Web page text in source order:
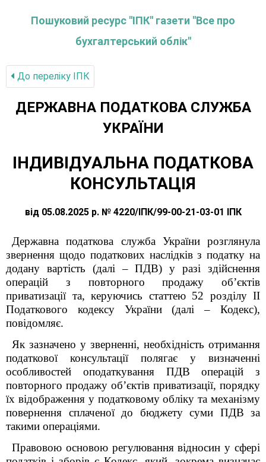
Пошуковий ресурс "ІПК" газети "Все про
бухгалтерський облік"
До переліку IПК
ДЕРЖАВНА ПОДАТКОВА СЛУЖБА
УКРАЇНИ
ІНДИВІДУАЛЬНА ПОДАТКОВА
КОНСУЛЬТАЦІЯ
від 05.08.2025 р. № 4220/ІПК/99-00-21-03-01 ІПК
Державна податкова служба України розглянула
звернення щодо податкових наслідків з податку на
додану вартість (далі – ПДВ) у разі здійснення
операцій з повторного продажу об’єктів
приватизації та, керуючись статтею 52 розділу ІІ
Податкового кодексу України (далі – Кодекс),
повідомляє.
Як зазначено у зверненні, необхідність отримання
податкової консультації полягає у визначенні
особливостей оподаткування ПДВ операцій з
повторного продажу об’єктів приватизації, порядку
їх відображення у податковому обліку та механізму
повернення сплаченої до бюджету суми ПДВ за
такими операціями.
Правовою основою регулювання відносин у сфері